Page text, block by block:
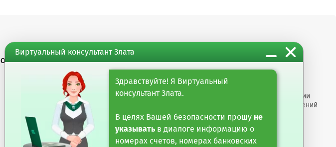
О банке
вознаграждений
Пресс-центр
Банк сегодня
Финансовым организациям
Документы
Счета "Лоро"
Депозитарные услуги
Торговое финансирование и
документарные операции
Информация
Раскрытие информации
Размеры вознаграждений
Противодействие
мошенничеству
Виртуальный консультант Злата
Здравствуйте! Я Виртуальный
консультант Злата.
В целях Вашей безопасности прошу не
указывать в диалоге информацию о
номерах счетов, номерах банковских